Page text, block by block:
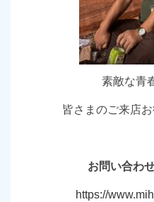
素敵な青
皆さまのご来店
お問い合わ
https://